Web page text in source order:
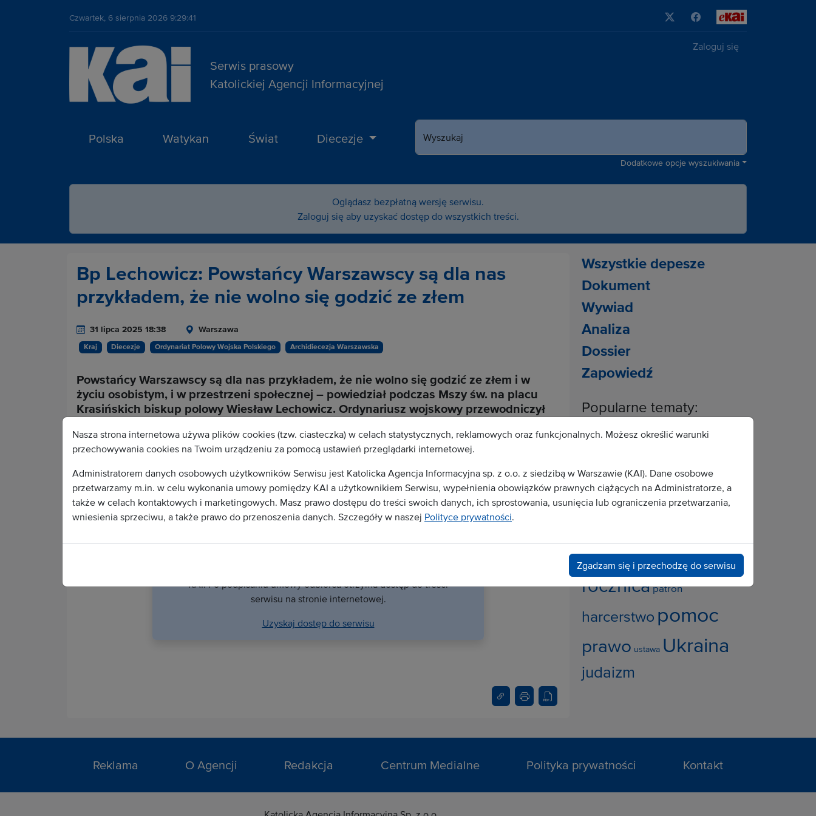
Czwartek, 6 sierpnia 2026 9:29:41
Serwis prasowy
Katolickiej Agencji Informacyjnej
Zaloguj się
Polska Watykan Świat Diecezje Wyszukaj
Dodatkowe opcje wyszukiwania
Oglądasz bezpłatną wersję serwisu.
Zaloguj się aby uzyskać dostęp do wszystkich treści.
Bp Lechowicz: Powstańcy Warszawscy są dla nas
przykładem, że nie wolno się godzić ze złem
31 lipca 2025 18:38 Warszawa
Kraj Diecezje Ordynariat Polowy Wojska Polskiego Archidiecezja Warszawska
Powstańcy Warszawscy są dla nas przykładem, że nie wolno się godzić ze złem i w
życiu osobistym, i w przestrzeni społecznej – powiedział podczas Mszy św. na placu
Krasińskich biskup polowy Wiesław Lechowicz. Ordynariusz wojskowy przewodniczył
Warszawskiego. Po Mszy św. rozpoczął się apel pamięci z udziałem prezydenta
Andrzeja Dudy, prezydenta-elekta Karola Nawrockiego, kombatantów,
parlamentarzystów i władz miasta.
Cała treść depeszy dostępna jest dla zalogowanych użytkowników.
Warunki abonamentu
KAI. Po podpisaniu umowy odbiorca otrzyma dostęp do treści
serwisu na stronie internetowej.
Uzyskaj dostęp do serwisu
Wszystkie depesze
Dokument
Wywiad
Analiza
Dossier
Zapowiedź
Popularne tematy:
architektura sakralna
Boże Narodzenie
archeologia
grekokatolicy
rocznica patron
harcerstwo pomoc
prawo ustawa Ukraina
judaizm
Nasza strona internetowa używa plików cookies (tzw. ciasteczka) w celach statystycznych, reklamowych oraz funkcjonalnych. Możesz określić warunki
przechowywania cookies na Twoim urządzeniu za pomocą ustawień przeglądarki internetowej.
Administratorem danych osobowych użytkowników Serwisu jest Katolicka Agencja Informacyjna sp. z o.o. z siedzibą w Warszawie (KAI). Dane osobowe
przetwarzamy m.in. w celu wykonania umowy pomiędzy KAI a użytkownikiem Serwisu, wypełnienia obowiązków prawnych ciążących na Administratorze, a
także w celach kontaktowych i marketingowych. Masz prawo dostępu do treści swoich danych, ich sprostowania, usunięcia lub ograniczenia przetwarzania,
wniesienia sprzeciwu, a także prawo do przenoszenia danych. Szczegóły w naszej Polityce prywatności.
Zgadzam się i przechodzę do serwisu
Reklama O Agencji Redakcja Centrum Medialne Polityka prywatności Kontakt